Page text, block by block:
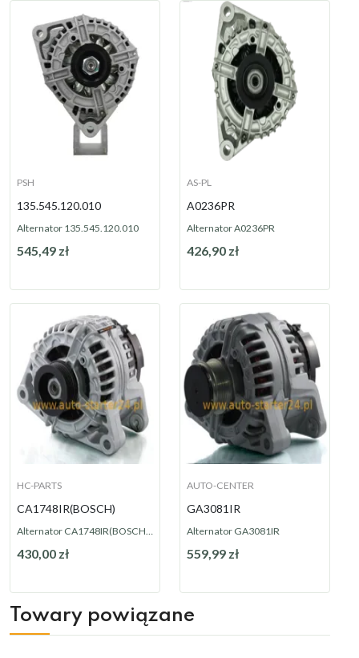
PSH
135.545.120.010
Alternator 135.545.120.010
545,49 zł
AS-PL
A0236PR
Alternator A0236PR
426,90 zł
HC-PARTS
CA1748IR(BOSCH)
430,00 zł
AUTO-CENTER
GA3081IR
Alternator GA3081IR
559,99 zł
Towary powiązane